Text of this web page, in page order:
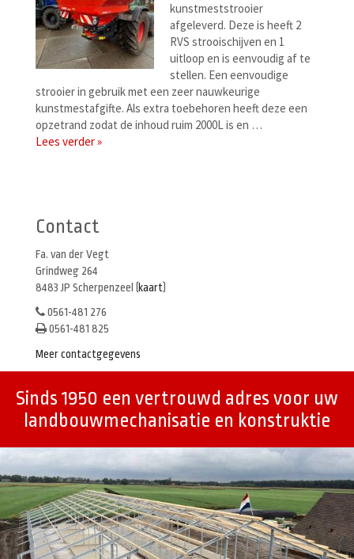
kunstmeststrooier
afgeleverd. Deze is heeft 2
RVS strooischijven en 1
uitloop en is eenvoudig af te
stellen. Een eenvoudige
strooier in gebruik met een zeer nauwkeurige
kunstmestafgifte. Als extra toebehoren heeft deze een
opzetrand zodat de inhoud ruim 2000L is en …
Lees verder »
Contact
Fa. van der Vegt
Grindweg 264
8483 JP Scherpenzeel (kaart)
0561-481 276
0561-481 825
Meer contactgegevens
Sinds 1950 een vertrouwd adres voor uw
landbouwmechanisatie en konstruktie